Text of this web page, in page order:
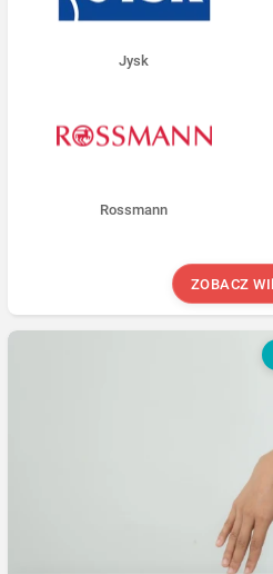
Jysk
Rossmann
ZOBACZ